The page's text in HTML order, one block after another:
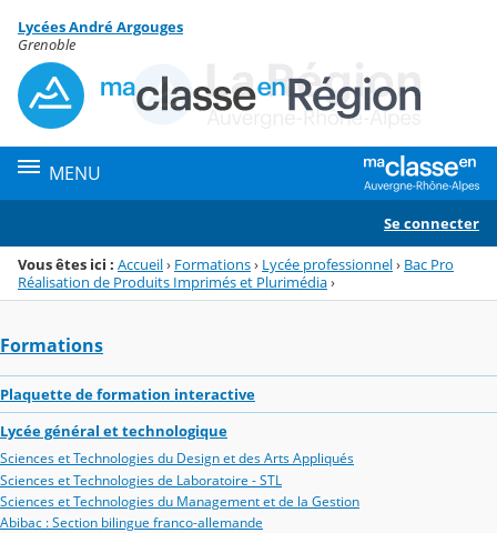
Menu de la rubrique
Contenu
Lycées André Argouges
Grenoble
MENU
Se connecter
Vous êtes ici : Accueil› Formations› Lycée professionnel› Bac Pro
Réalisation de Produits Imprimés et Plurimédia›
Formations
Plaquette de formation interactive
Lycée général et technologique
Sciences et Technologies du Design et des Arts Appliqués
Sciences et Technologies de Laboratoire - STL
Sciences et Technologies du Management et de la Gestion
Abibac : Section bilingue franco-allemande